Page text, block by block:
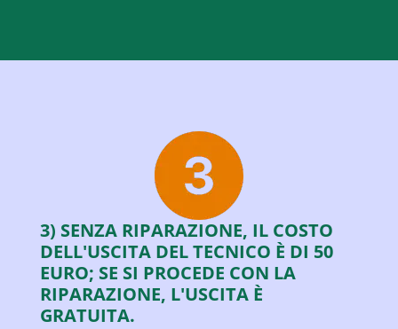
3) SENZA RIPARAZIONE, IL COSTO
DELL'USCITA DEL TECNICO È DI 50
EURO; SE SI PROCEDE CON LA
RIPARAZIONE, L'USCITA È
GRATUITA.